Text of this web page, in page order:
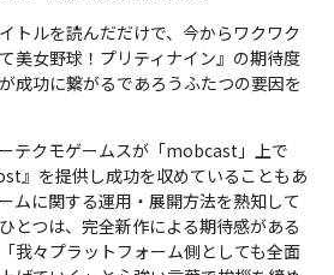
トルを読んだだけで、今からワクワク
美女野球！プリティナイン』の期待度
成功に繋がるであろうふたつの要因を
テクモゲームスが「mobcast」上で
』を提供し成功を収めていることもあ
ムに関する運用・展開方法を熟知して
とつは、完全新作による期待感がある
我々プラットフォーム側としても全面